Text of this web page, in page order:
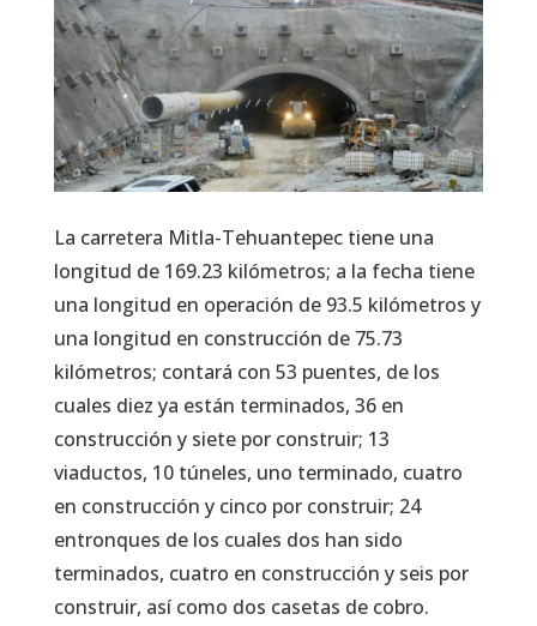
La carretera Mitla-Tehuantepec tiene una
longitud de 169.23 kilómetros; a la fecha tiene
una longitud en operación de 93.5 kilómetros y
una longitud en construcción de 75.73
kilómetros; contará con 53 puentes, de los
cuales diez ya están terminados, 36 en
construcción y siete por construir; 13
viaductos, 10 túneles, uno terminado, cuatro
en construcción y cinco por construir; 24
entronques de los cuales dos han sido
terminados, cuatro en construcción y seis por
construir, así como dos casetas de cobro.